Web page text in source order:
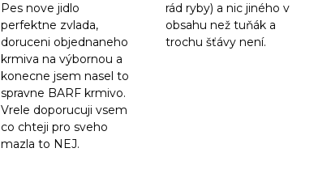
Pes nove jidlo
perfektne zvlada,
doruceni objednaneho
krmiva na výbornou a
konecne jsem nasel to
spravne BARF krmivo.
Vrele doporucuji vsem
co chteji pro sveho
mazla to NEJ.
rád ryby) a nic jiného v
obsahu než tuňák a
trochu šťávy není.